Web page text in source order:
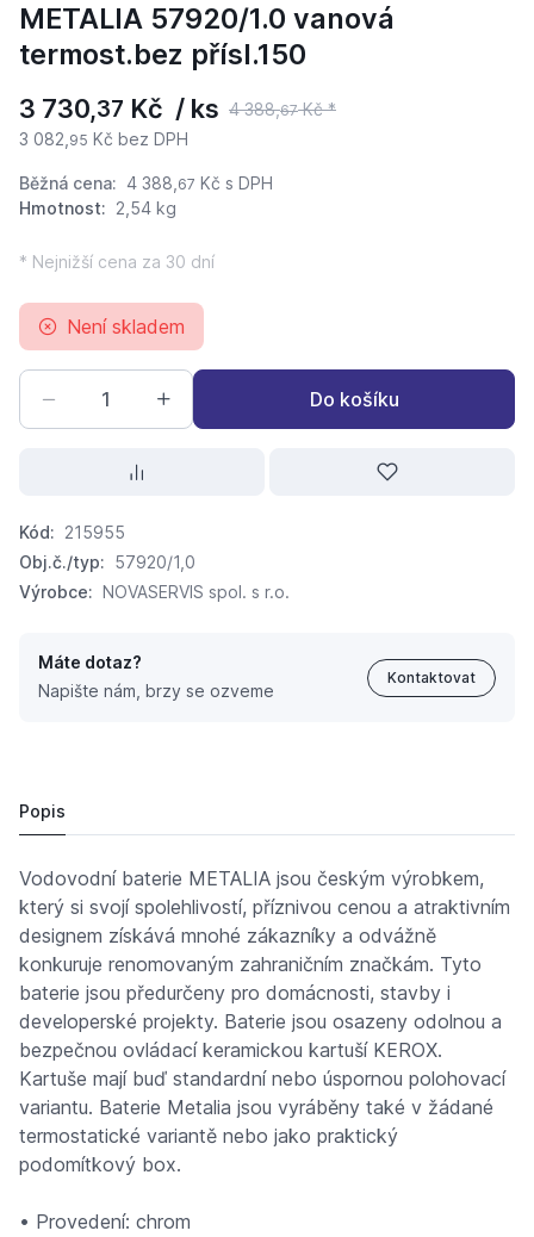
METALIA 57920/1.0 vanová
termost.bez přísl.150
3 730,37 Kč / ks 4 388,67Kč *
3 082, 95 Kč bez DPH
Běžná cena: 4 388, 67 Kč s DPH
Hmotnost: 2,54 kg
* Nejnižší cena za 30 dní
Není skladem
Do košíku
Kód: 215955
Obj.č./typ: 57920/1,0
Výrobce: NOVASERVIS spol. s r.o.
Máte dotaz?
Napište nám, brzy se ozveme
Kontaktovat
Popis
Vodovodní baterie METALIA jsou českým výrobkem,
který si svojí spolehlivostí, příznivou cenou a atraktivním
designem získává mnohé zákazníky a odvážně
konkuruje renomovaným zahraničním značkám. Tyto
baterie jsou předurčeny pro domácnosti, stavby i
developerské projekty. Baterie jsou osazeny odolnou a
bezpečnou ovládací keramickou kartuší KEROX.
Kartuše mají buď standardní nebo úspornou polohovací
variantu. Baterie Metalia jsou vyráběny také v žádané
termostatické variantě nebo jako praktický
podomítkový box.
• Provedení: chrom